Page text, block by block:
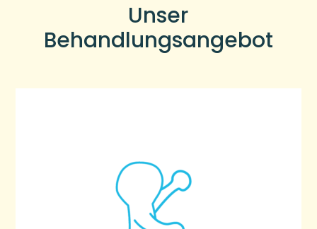
Unser
Behandlungsangebot